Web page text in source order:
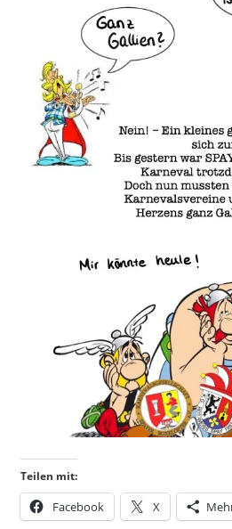
Teilen mit:
Facebook X